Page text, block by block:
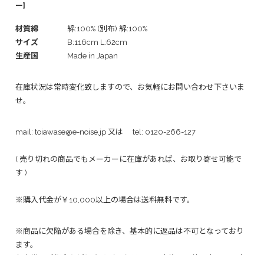
ー]
材質綿
綿:100% (別布) 綿:100%
サイズ
B:116cm L:62cm
生産国
Made in Japan
在庫状況は常時変化致しますので、お気軽にお問い合わせ下さいま
せ。
mail: toiawase@e-noise.jp 又は tel: 0120-266-127
( 売り切れの商品でもメーカーに在庫があれば、お取り寄せ可能で
す )
※購入代金が￥10,000以上の場合は送料無料です。
※商品に欠陥がある場合を除き、基本的に返品は不可となっており
ます。